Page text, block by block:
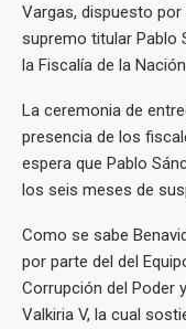
Vargas, dispuesto
supremo titular Pablo
la Fiscalía de la
La ceremonia de
presencia de los
espera que Pablo
los seis meses de
Como se sabe
por parte del del
Corrupción del Poder
Valkiria V, la cual